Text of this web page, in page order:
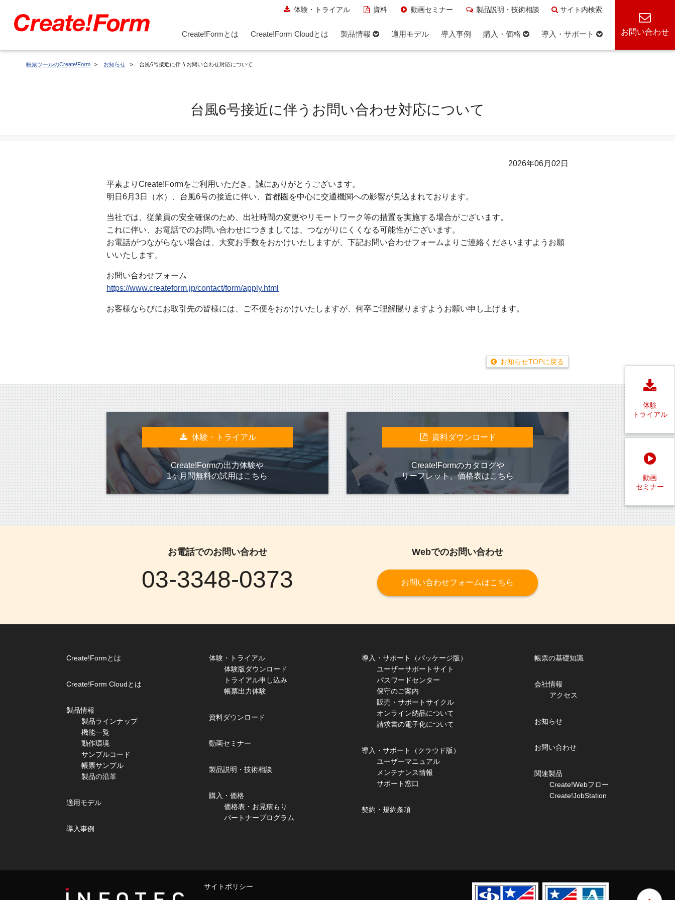
お問い合わせ
体験・トライアル 資料 動画セミナー 製品説明・技術相談 サイト内検索
Create!Formとは Create!Form Cloudとは 製品情報 適用モデル 導入事例 購入・価格 導入・サポート
帳票ツールのCreate!Form お知らせ 台風6号接近に伴うお問い合わせ対応について
台風6号接近に伴うお問い合わせ対応について
2026年06月02日
平素よりCreate!Formをご利用いただき、誠にありがとうございます。
明日6月3日（水）、台風6号の接近に伴い、首都圏を中心に交通機関への影響が見込まれております。
当社では、従業員の安全確保のため、出社時間の変更やリモートワーク等の措置を実施する場合がございます。
これに伴い、お電話でのお問い合わせにつきましては、つながりにくくなる可能性がございます。
お電話がつながらない場合は、大変お手数をおかけいたしますが、下記お問い合わせフォームよりご連絡くださいますようお願
いいたします。
お問い合わせフォーム
https://www.createform.jp/contact/form/apply.html
お客様ならびにお取引先の皆様には、ご不便をおかけいたしますが、何卒ご理解賜りますようお願い申し上げます。
お知らせTOPに戻る
体験・トライアル
Create!Formの出力体験や
1ヶ月間無料の試用はこちら
資料ダウンロード
Create!Formのカタログや
リーフレット、価格表はこちら
お電話でのお問い合わせ
03-3348-0373
Webでのお問い合わせ
お問い合わせフォームはこちら
Create!Formとは
Create!Form Cloudとは
製品情報
製品ラインナップ
機能一覧
動作環境
サンプルコード
帳票サンプル
製品の沿革
適用モデル
導入事例
体験・トライアル
体験版ダウンロード
トライアル申し込み
帳票出力体験
資料ダウンロード
動画セミナー
製品説明・技術相談
購入・価格
価格表・お見積もり
パートナープログラム
導入・サポート（パッケージ版）
ユーザーサポートサイト
パスワードセンター
保守のご案内
販売・サポートサイクル
オンライン納品について
請求書の電子化について
導入・サポート（クラウド版）
ユーザーマニュアル
メンテナンス情報
サポート窓口
契約・規約条項
帳票の基礎知識
会社情報
アクセス
お知らせ
お問い合わせ
関連製品
Create!Webフロー
Create!JobStation
サイトポリシー
体験
トライアル
動画
セミナー